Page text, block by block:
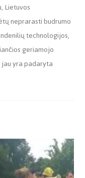
Lietuvos
neprarasti budrumo
technologijos,
geriamojo
yra padaryta